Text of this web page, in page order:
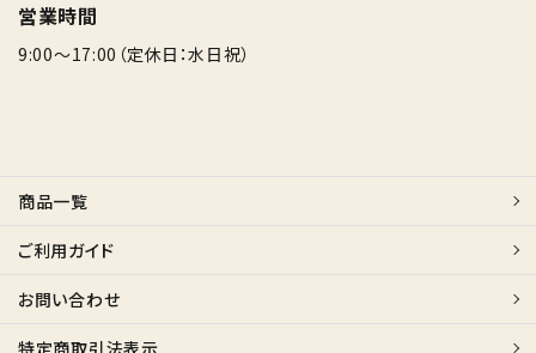
営業時間
9:00～17:00（定休日：水日祝）
商品一覧
ご利用ガイド
お問い合わせ